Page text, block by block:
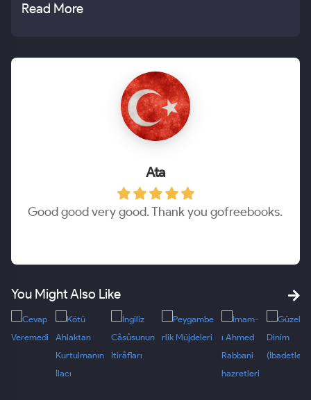
Read More
Ata
Good good very good. Thank you gofreebooks.
You Might Also Like